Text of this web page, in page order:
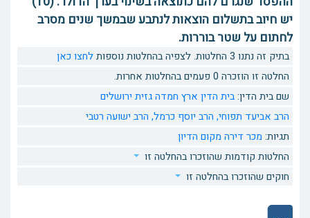
יש חיוב בתשלום הוצאות לנתבע שבמשך שנים מסרב
לחתום על שטר בוררות.
בתיק זה נתנו 3 החלטות. לצפיה בהחלטות נוספות
לחצו כאן
החלטה זו הוזכרה 0 פעמים בהחלטות אחרות.
שם בית הדין:בית הדין ארץ חמדה גזית ירושלים
הרב אביעד תפוחי, הרב יוסף כרמל, הרב ישועה רטבי
תגיות: מכר דירה מקום הדיון
החלטות קודמות שהוזכרו בהחלטה זו
חוקים שהוזכרו בהחלטה זו